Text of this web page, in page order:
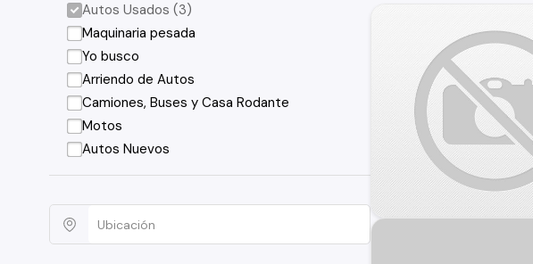
Autos Usados (3)
Maquinaria pesada
Yo busco
Arriendo de Autos
Camiones, Buses y Casa Rodante
Motos
Autos Nuevos